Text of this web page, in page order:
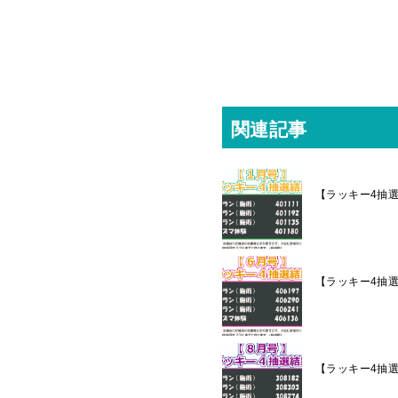
関連記事
【ラッキー4抽
【ラッキー4抽
【ラッキー4抽